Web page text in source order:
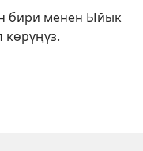
бири менен Ыйык
көрүңүз.